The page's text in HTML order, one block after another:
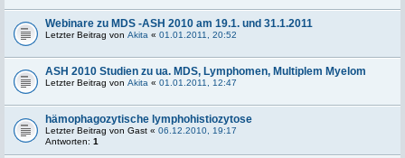
Webinare zu MDS -ASH 2010 am 19.1. und 31.1.2011
Letzter Beitrag von Akita « 01.01.2011, 20:52
ASH 2010 Studien zu ua. MDS, Lymphomen, Multiplem Myelom
Letzter Beitrag von Akita « 01.01.2011, 12:47
hämophagozytische lymphohistiozytose
Letzter Beitrag von Gast « 06.12.2010, 19:17
Antworten: 1